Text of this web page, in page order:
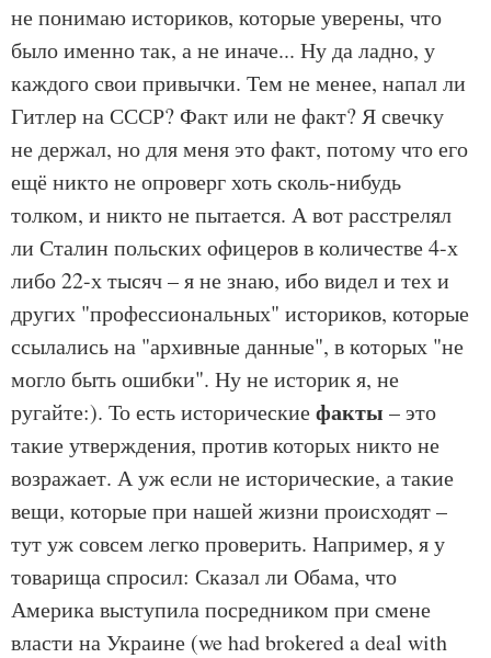
не понимаю историков, которые уверены, что
было именно так, а не иначе... Ну да ладно, у
каждого свои привычки. Тем не менее, напал ли
Гитлер на СССР? Факт или не факт? Я свечку
не держал, но для меня это факт, потому что его
ещё никто не опроверг хоть сколь-нибудь
толком, и никто не пытается. А вот расстрелял
ли Сталин польских офицеров в количестве 4-х
либо 22-х тысяч – я не знаю, ибо видел и тех и
других "профессиональных" историков, которые
ссылались на "архивные данные", в которых "не
могло быть ошибки". Ну не историк я, не
ругайте:). То есть историческиефакты – это
такие утверждения, против которых никто не
возражает. А уж если не исторические, а такие
вещи, которые при нашей жизни происходят –
тут уж совсем легко проверить. Например, я у
товарища спросил: Сказал ли Обама, что
Америка выступила посредником при смене
власти на Украине (we had brokered a deal with